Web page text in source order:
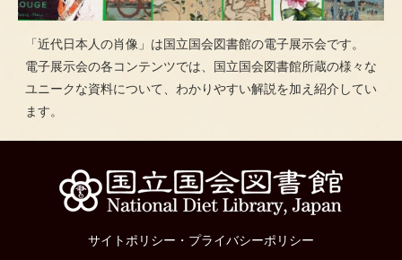
「近代日本人の肖像」は国立国会図書館の電子展示会です。
電子展示会の各コンテンツでは、国立国会図書館所蔵の様々な
ユニークな資料について、わかりやすい解説を加え紹介してい
ます。
サイトポリシー ・ プライバシーポリシー